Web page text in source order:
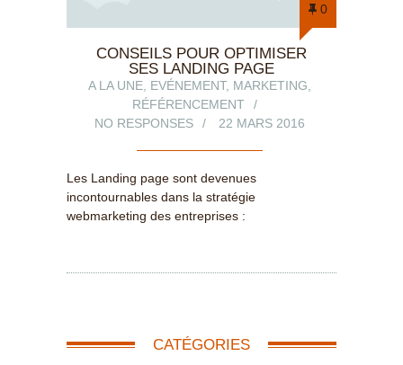
0
CONSEILS POUR OPTIMISER
SES LANDING PAGE
A LA UNE, EVÉNEMENT, MARKETING
RÉFÉRENCEMENT
NO RESPONSES
22 MARS 2016
Les Landing page sont devenues
incontournables dans la stratégie
webmarketing des entreprises :
CATÉGORIES